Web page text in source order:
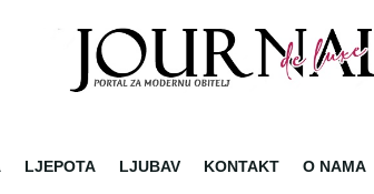
LJEPOTA LJUBAV KONTAKT O NAMA